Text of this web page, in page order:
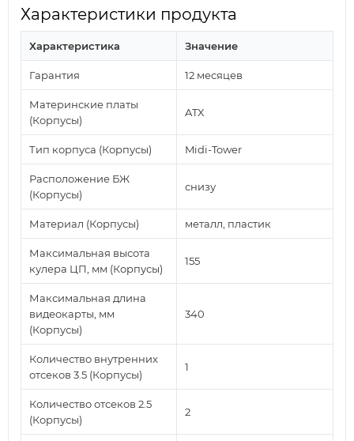
Характеристики продукта
Характеристика Значение
Гарантия 12 месяцев
Материнские платы
(Корпусы)
ATX
Тип корпуса (Корпусы) Midi-Tower
Расположение БЖ
(Корпусы)
снизу
Материал (Корпусы) металл, пластик
Максимальная высота
кулера ЦП, мм (Корпусы)
155
Максимальная длина
видеокарты, мм
(Корпусы)
340
Количество внутренних
отсеков 3.5 (Корпусы)
1
Количество отсеков 2.5
(Корпусы)
2